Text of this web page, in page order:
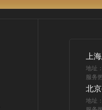
上
地址
服务
北京
地址